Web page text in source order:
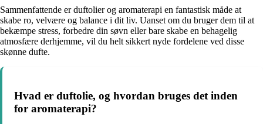
Sammenfattende er duftolier og aromaterapi en fantastisk måde at
skabe ro, velvære og balance i dit liv. Uanset om du bruger dem til at
bekæmpe stress, forbedre din søvn eller bare skabe en behagelig
atmosfære derhjemme, vil du helt sikkert nyde fordelene ved disse
skønne dufte.
Hvad er duftolie, og hvordan bruges det inden
for aromaterapi?